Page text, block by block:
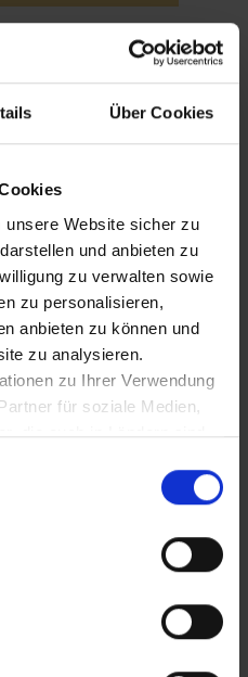
Über Cookies
Website sicher zu
und anbieten zu
zu verwalten sowie
zu personalisieren,
anbieten zu können und
zu analysieren.
zu Ihrer Verwendung
für soziale Medien,
die auch in Ländern sind,
Ihre Rechte uU nicht
Unsere Partner führen
mit weiteren Daten
haben oder die
an
Kaiser Maximilian
Haus in der